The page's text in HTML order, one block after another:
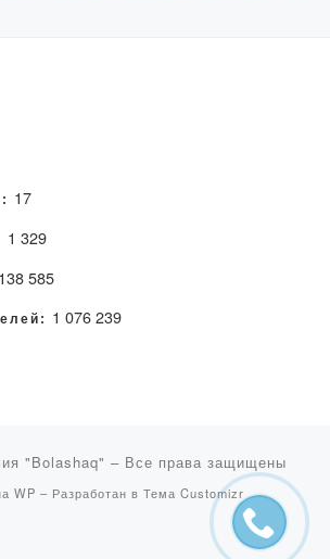
17
1 329
585
1 076 239
"Bolashaq" – Все права защищены
WP – Разработан в Тема Customizr